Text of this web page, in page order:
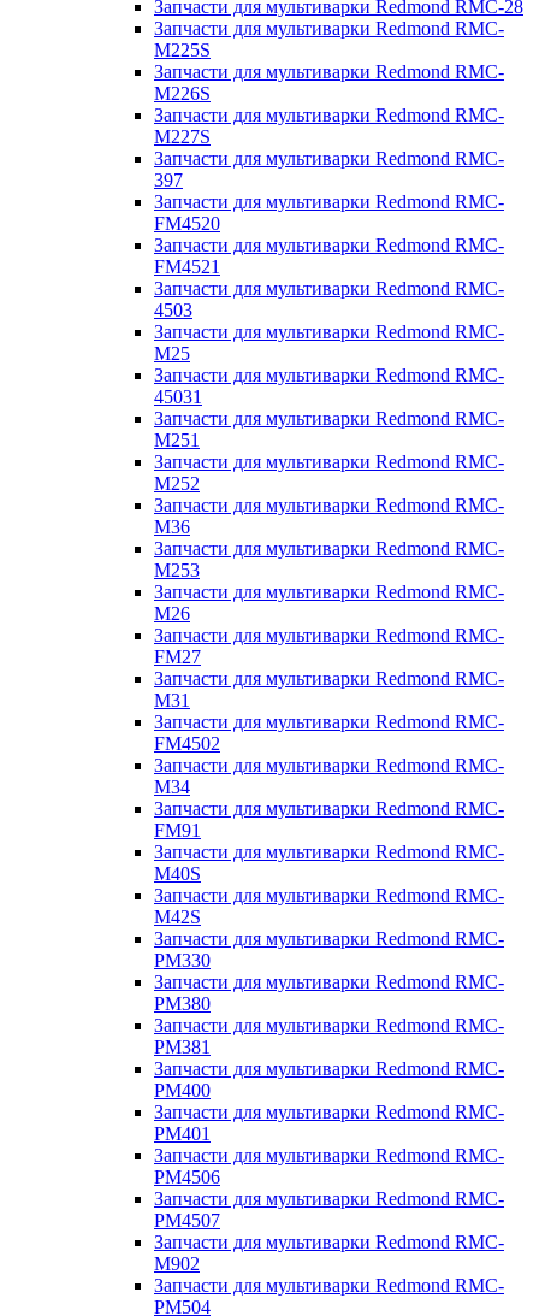
Запчасти для мультиварки Redmond RMC-28
Запчасти для мультиварки Redmond RMC-
M225S
Запчасти для мультиварки Redmond RMC-
M226S
Запчасти для мультиварки Redmond RMC-
M227S
Запчасти для мультиварки Redmond RMC-
397
Запчасти для мультиварки Redmond RMC-
FM4520
Запчасти для мультиварки Redmond RMC-
FM4521
Запчасти для мультиварки Redmond RMC-
4503
Запчасти для мультиварки Redmond RMC-
M25
Запчасти для мультиварки Redmond RMC-
45031
Запчасти для мультиварки Redmond RMC-
M251
Запчасти для мультиварки Redmond RMC-
M252
Запчасти для мультиварки Redmond RMC-
M36
Запчасти для мультиварки Redmond RMC-
M253
Запчасти для мультиварки Redmond RMC-
M26
Запчасти для мультиварки Redmond RMC-
FM27
Запчасти для мультиварки Redmond RMC-
M31
Запчасти для мультиварки Redmond RMC-
FM4502
Запчасти для мультиварки Redmond RMC-
M34
Запчасти для мультиварки Redmond RMC-
FM91
Запчасти для мультиварки Redmond RMC-
M40S
Запчасти для мультиварки Redmond RMC-
M42S
Запчасти для мультиварки Redmond RMC-
PM330
Запчасти для мультиварки Redmond RMC-
PM380
Запчасти для мультиварки Redmond RMC-
PM381
Запчасти для мультиварки Redmond RMC-
PM400
Запчасти для мультиварки Redmond RMC-
PM401
Запчасти для мультиварки Redmond RMC-
PM4506
Запчасти для мультиварки Redmond RMC-
PM4507
Запчасти для мультиварки Redmond RMC-
M902
Запчасти для мультиварки Redmond RMC-
PM504